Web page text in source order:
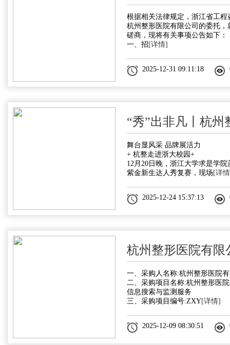
根据相关法律规定，浙江省工程
杭州整形医院有限公司的委托，
磋商，现将有关事项公告如下：
一、招 [详情]
2025-12-31 09:11:18
“秀”出非凡丨杭州
舞台显风采 品牌展活力
+ 杭整走进浙大校园+
12月20日晚，浙江大学求是学
紫金新生达人秀复赛，现场 [详
2025-12-24 15:37:13
杭州整形医院有限
一、采购人名称:杭州整形医院
二、采购项目名称:杭州整形医
信息搜索与监测服务
三、采购项目编号:ZXY[详情]
2025-12-09 08:30:51